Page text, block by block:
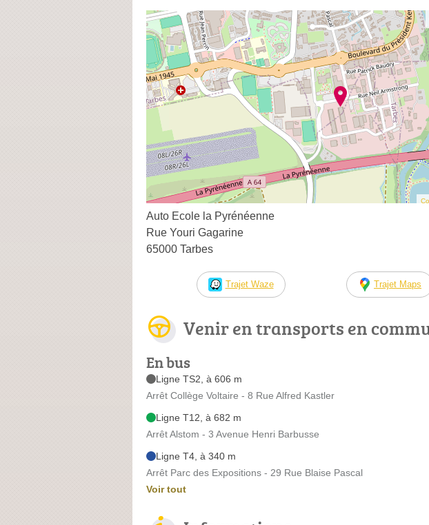
Auto Ecole la Pyrénéenne
Rue Youri Gagarine
65000 Tarbes
Trajet Waze Trajet Maps
Venir en transports en
En bus
Ligne TS2, à 606 m
Arrêt Collège Voltaire - 8 Rue Alfred Kastler
Ligne T12, à 682 m
Arrêt Alstom - 3 Avenue Henri Barbusse
Ligne T4, à 340 m
Arrêt Parc des Expositions - 29 Rue Blaise Pascal
Voir tout